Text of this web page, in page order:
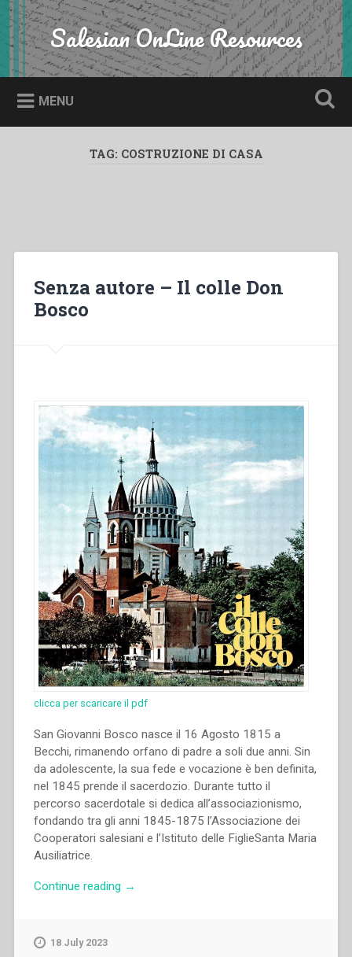
Skip
to
content
Search Salesian OnLine Resources
MENU
TAG: COSTRUZIONE DI CASA
Senza autore – Il colle Don
Bosco
clicca per scaricare il pdf
San Giovanni Bosco nasce il 16 Agosto 1815 a
Becchi, rimanendo orfano di padre a soli due anni. Sin
da adolescente, la sua fede e vocazione è ben definita,
nel 1845 prende il sacerdozio. Durante tutto il
percorso sacerdotale si dedica all’associazionismo,
fondando tra gli anni 1845-1875 l’Associazione dei
Cooperatori salesiani e l’Istituto delle FiglieSanta Maria
Ausiliatrice.
Continue reading “Senza
→
18 July 2023